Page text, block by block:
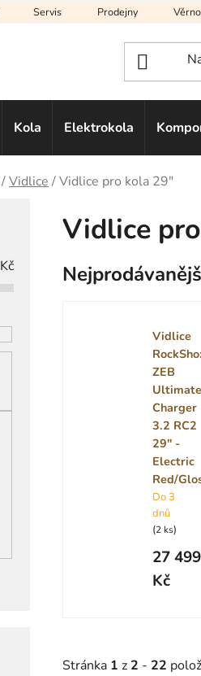
Servis Prodejny
Kola Elektrokola
/Vidlice /Vidlice pro kola 29"
Kč
Vidlice
Vidlice
ZEB
Ultimate
Charger
3.2 RC2
29" -
Electric
Red/
Do 3
dnů
(2 ks)
27 499
Kč
Stránka 1 z 2 - 22